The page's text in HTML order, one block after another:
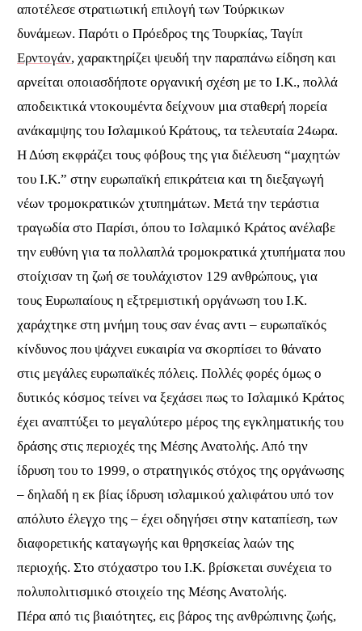
αποτέλεσε στρατιωτική επιλογή των Τούρκικων
δυνάμεων. Παρότι ο Πρόεδρος της Τουρκίας, Ταγίπ
Ερντογάν, χαρακτηρίζει ψευδή την παραπάνω είδηση και
αρνείται οποιασδήποτε οργανική σχέση με το Ι.Κ., πολλά
αποδεικτικά ντοκουμέντα δείχνουν μια σταθερή πορεία
ανάκαμψης του Ισλαμικού Κράτους, τα τελευταία 24ωρα.
Η Δύση εκφράζει τους φόβους της για διέλευση “μαχητών
του I.Κ.” στην ευρωπαϊκή επικράτεια και τη διεξαγωγή
νέων τρομοκρατικών χτυπημάτων. Μετά την τεράστια
τραγωδία στο Παρίσι, όπου το Ισλαμικό Κράτος ανέλαβε
την ευθύνη για τα πολλαπλά τρομοκρατικά χτυπήματα που
στοίχισαν τη ζωή σε τουλάχιστον 129 ανθρώπους, για
τους Ευρωπαίους η εξτρεμιστική οργάνωση του Ι.Κ.
χαράχτηκε στη μνήμη τους σαν ένας αντι – ευρωπαϊκός
κίνδυνος που ψάχνει ευκαιρία να σκορπίσει το θάνατο
στις μεγάλες ευρωπαϊκές πόλεις. Πολλές φορές όμως ο
δυτικός κόσμος τείνει να ξεχάσει πως το Ισλαμικό Κράτος
έχει αναπτύξει το μεγαλύτερο μέρος της εγκληματικής του
δράσης στις περιοχές της Μέσης Ανατολής. Από την
ίδρυση του το 1999, ο στρατηγικός στόχος της οργάνωσης
– δηλαδή η εκ βίας ίδρυση ισλαμικού χαλιφάτου υπό τον
απόλυτο έλεγχο της – έχει οδηγήσει στην καταπίεση, των
διαφορετικής καταγωγής και θρησκείας λαών της
περιοχής. Στο στόχαστρο του Ι.Κ. βρίσκεται συνέχεια το
πολυπολιτισμικό στοιχείο της Μέσης Ανατολής.
Πέρα από τις βιαιότητες, εις βάρος της ανθρώπινης ζωής,